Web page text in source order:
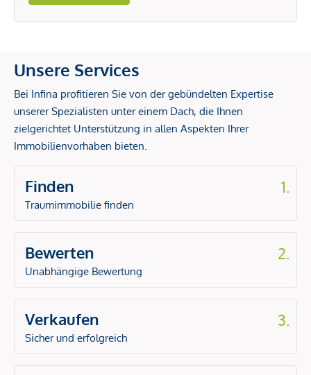
Unsere Services
Bei Infina profitieren Sie von der gebündelten Expertise
unserer Spezialisten unter einem Dach, die Ihnen
zielgerichtet Unterstützung in allen Aspekten Ihrer
Immobilienvorhaben bieten.
Finden
Traumimmobilie finden
1.
Bewerten
Unabhängige Bewertung
2.
Verkaufen
Sicher und erfolgreich
3.